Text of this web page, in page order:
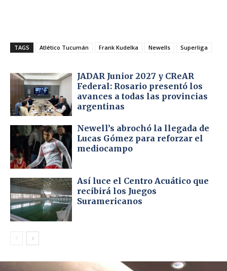
TAGS Atlético Tucumán Frank Kudelka Newells Superliga
JADAR Junior 2027 y CReAR
Federal: Rosario presentó los
avances a todas las provincias
argentinas
Newell’s abrochó la llegada de
Lucas Gómez para reforzar el
mediocampo
Así luce el Centro Acuático que
recibirá los Juegos
Suramericanos